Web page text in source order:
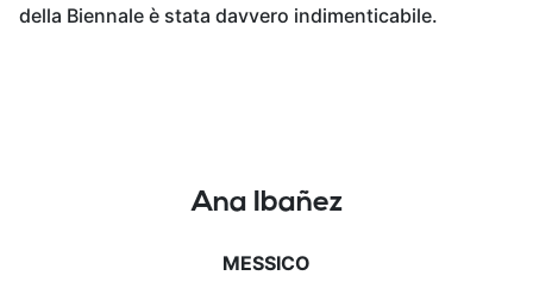
della Biennale è stata davvero indimenticabile.
Ana Ibañez
MESSICO